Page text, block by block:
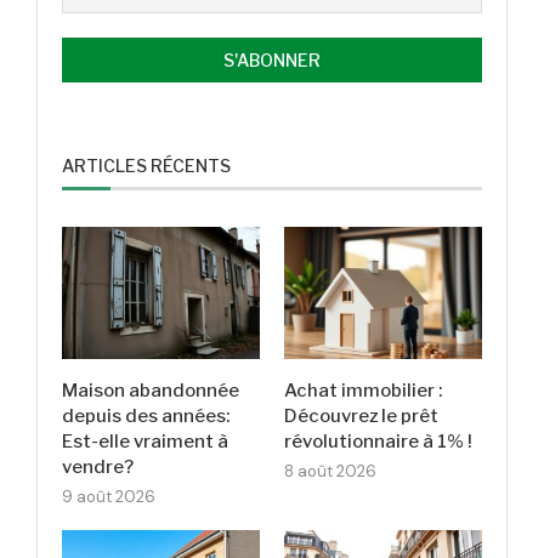
ARTICLES RÉCENTS
Maison abandonnée
depuis des années:
Est-elle vraiment à
vendre?
9 août 2026
Achat immobilier :
Découvrez le prêt
révolutionnaire à 1% !
8 août 2026